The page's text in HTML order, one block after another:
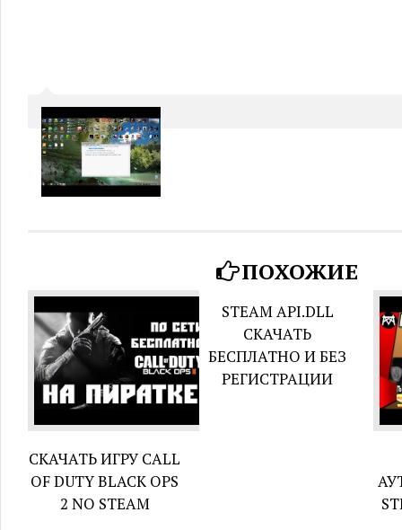
ПОХОЖИЕ
СКАЧАТЬ ИГРУ CALL
OF DUTY BLACK OPS
2 NO STEAM
STEAM API.DLL
СКАЧАТЬ
БЕСПЛАТНО И БЕЗ
РЕГИСТРАЦИИ